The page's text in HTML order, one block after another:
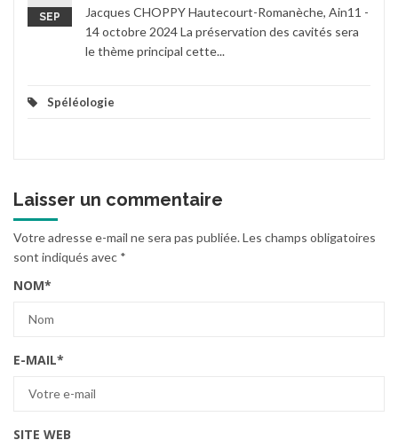
SEP
Jacques CHOPPY Hautecourt-Romanèche, Ain11 -
14 octobre 2024 La préservation des cavités sera
le thème principal cette...
Spéléologie
Laisser un commentaire
Votre adresse e-mail ne sera pas publiée.Les champs obligatoires
sont indiqués avec *
NOM*
E-MAIL*
SITE WEB